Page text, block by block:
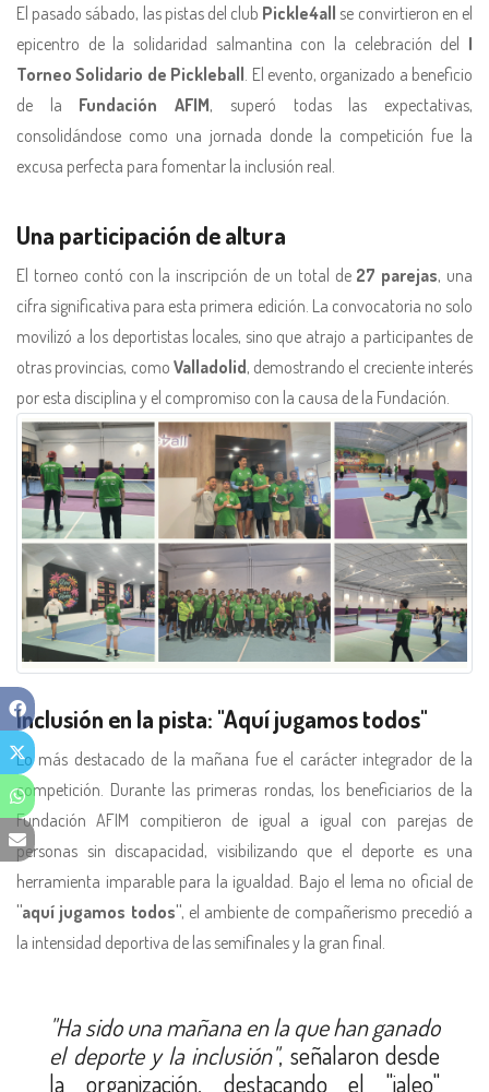
El pasado sábado, las pistas del club Pickle4all se convirtieron en el
epicentro de la solidaridad salmantina con la celebración del I
Torneo Solidario de Pickleball . El evento, organizado a beneficio
de la Fundación AFIM, superó todas las expectativas,
consolidándose como una jornada donde la competición fue la
excusa perfecta para fomentar la inclusión real.
Una participación de altura
El torneo contó con la inscripción de un total de 27 parejas, una
cifra significativa para esta primera edición. La convocatoria no solo
movilizó a los deportistas locales, sino que atrajo a participantes de
otras provincias, como Valladolid, demostrando el creciente interés
por esta disciplina y el compromiso con la causa de la Fundación.
Inclusión en la pista: "Aquí jugamos todos"
Lo más destacado de la mañana fue el carácter integrador de la
competición. Durante las primeras rondas, los beneficiarios de la
Fundación AFIM compitieron de igual a igual con parejas de
personas sin discapacidad, visibilizando que el deporte es una
herramienta imparable para la igualdad. Bajo el lema no oficial de
"aquí jugamos todos", el ambiente de compañerismo precedió a
la intensidad deportiva de las semifinales y la gran final.
"Ha sido una mañana en la que han ganado
el deporte y la inclusión", señalaron desde
la organización, destacando el "jaleo"